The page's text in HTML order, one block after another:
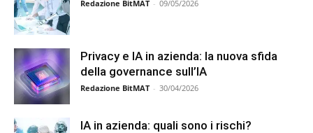
Redazione BitMAT - 09/05/2026
Privacy e IA in azienda: la nuova sfida
della governance sull’IA
Redazione BitMAT - 30/04/2026
IA in azienda: quali sono i rischi?